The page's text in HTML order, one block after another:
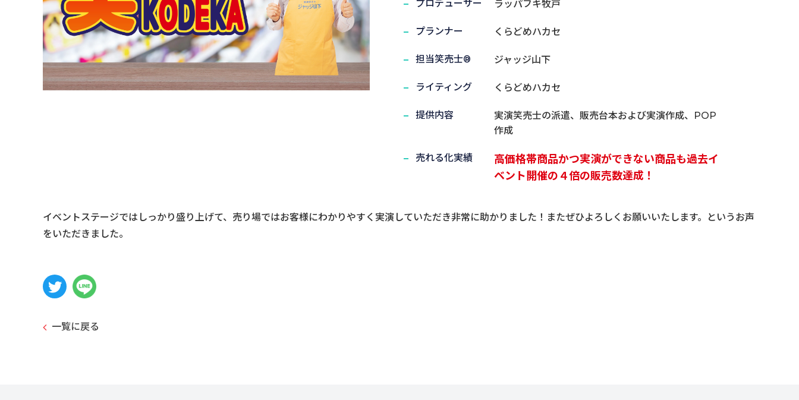
プロデューサー ラッパフキ牧戸
プランナー くらどめハカセ
担当笑売士® ジャッジ山下
ライティング くらどめハカセ
提供内容
実演笑売士の派遣、販売台本および実演作成、POP
作成
売れる化実績
高価格帯商品かつ実演ができない商品も過去イ
ベント開催の４倍の販売数達成！
イベントステージではしっかり盛り上げて、売り場ではお客様にわかりやすく実演していただき非常に助かりました！またぜひよろしくお願いいたします。というお声
をいただきました。
一覧に戻る